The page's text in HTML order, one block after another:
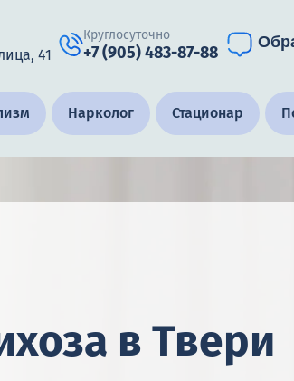
41
Круглосуточно
+7 (905) 483-87-88
Нарколог Стационар
в Твери